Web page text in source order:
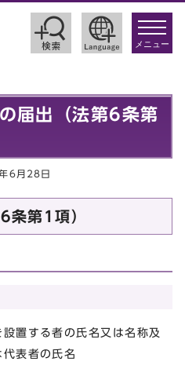
toggle
メニュー
届出（法第6条第
6月28日
条第1項）
置する者の氏名又は名称及
表者の氏名